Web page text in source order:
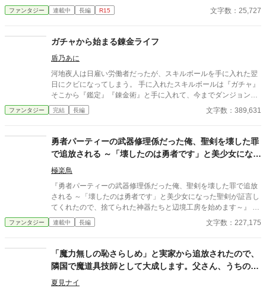
のだ。 その莫大な資金を元手に、静かに暮らそうと王都に戻る途
中、盗賊に襲われていた一台の馬車を救出する。 乗っていたのは
なってしまった。 だが、そこは誰も住んでいない『呪われた地』
都合！ 悠々自適に暮らそうと意気込む俺だったが、行きの馬車に
隠れていたのは、なんと先ほど助けた王女様！？ どうやら王城で
酷い扱いを受けていた彼女は、城を捨てて俺についてきたらし
い。 王女様は命を狙われており、戻れば殺されるらしい。 ならば
も貰えて好き勝手できる。 これって最高なのでは？ ※マルチ投稿
ファンタジー 連載中 長編 R15 文字数：25,727
ガチャから始まる錬金ライフ
盾乃あに
河地夜人は日雇い労働者だったが、スキルボールを手に入れた翌
日にクビになってしまう。 手に入れたスキルボールは『ガチャ』
そこから『鑑定』『錬金術』と手に入れて、今までダンジョンの
宝箱しか出なかったポーションなどを冒険者御用達の『プライ
ド』に売り、億万長者になっていく。 他にもS級冒険者と出会
ジョンには行かず錬金術で飯を食う。 自身の本当のジョブが召喚
士だったので、召喚した相棒のテンとまったり、時には冒険し成
長していく。
ファンタジー 完結 長編 文字数：389,631
勇者パーティーの武器修理係だった俺、聖剣を壊した罪
で追放される ～「壊したのは勇者です」と美少女になっ
た聖剣が証言してくれたので、捨てられた
極楽鳥
『勇者パーティーの武器修理係だった俺、聖剣を壊した罪で追放
される ～「壊したのは勇者です」と美少女になった聖剣が証言し
てくれたので、捨てられた神器たちと辺境工房を始めます～』 あ
らすじ 勇者パーティーの武器修理係ラウルは、戦えない無能とし
て仲間から見下されていた。 ある日、ラウルの警告を無視した勇
ウルだった。 報酬も名誉も奪われ、パーティーを追放されたラウ
ルは、処分されることになった聖剣だけを引き取って辺境へ向か
う。 廃村の鍛冶場で折れた聖剣を修理すると、まばゆい光の中か
ら銀髪の美しい女性が現れた。 「わたしを壊したのは勇者です。
ファンタジー 連載中 長編 文字数：227,175
「魔力無しの恥さらしめ」と実家から追放されたので、
隣国で魔道具技師として大成します。父さん、うちの製
品がないと戦争に負けますよ？
夏見ナイ